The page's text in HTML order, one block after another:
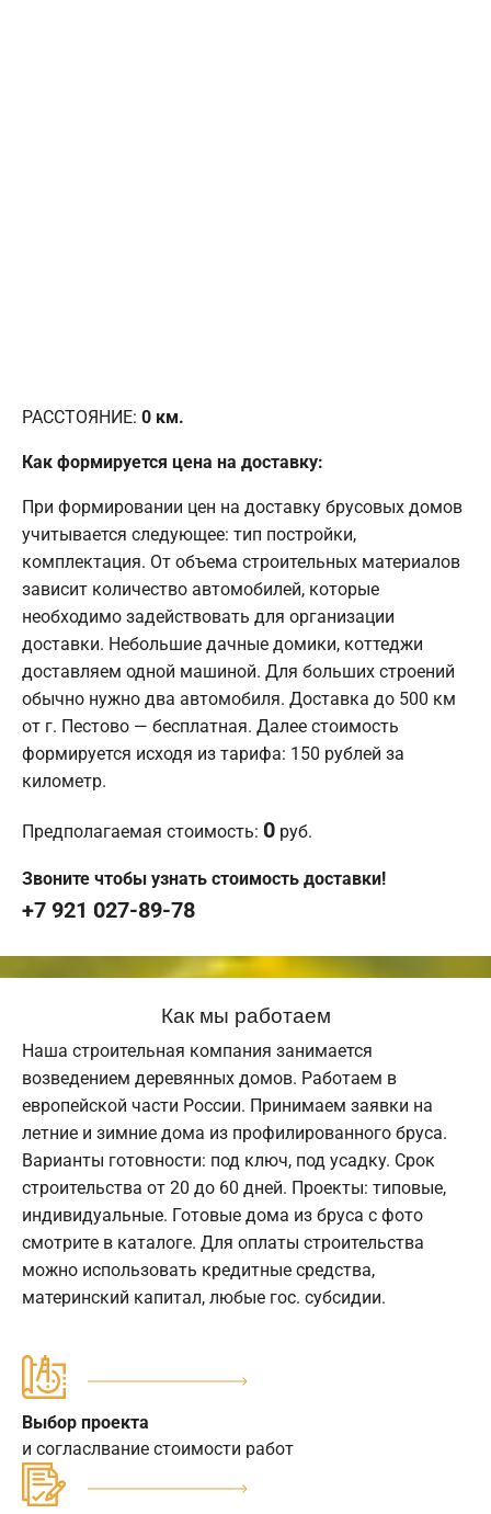
РАССТОЯНИЕ: 0 км.
Как формируется цена на доставку:
При формировании цен на доставку брусовых домов
учитывается следующее: тип постройки,
комплектация. От объема строительных материалов
зависит количество автомобилей, которые
необходимо задействовать для организации
доставки. Небольшие дачные домики, коттеджи
доставляем одной машиной. Для больших строений
обычно нужно два автомобиля. Доставка до 500 км
от г. Пестово — бесплатная. Далее стоимость
формируется исходя из тарифа: 150 рублей за
километр.
Предполагаемая стоимость: 0 руб.
Звоните чтобы узнать стоимость доставки!
+7 921 027-89-78
Как мы работаем
Наша строительная компания занимается
возведением деревянных домов. Работаем в
европейской части России. Принимаем заявки на
летние и зимние дома из профилированного бруса.
Варианты готовности: под ключ, под усадку. Срок
строительства от 20 до 60 дней. Проекты: типовые,
индивидуальные. Готовые дома из бруса с фото
смотрите в каталоге. Для оплаты строительства
можно использовать кредитные средства,
материнский капитал, любые гос. субсидии.
Выбор проекта
и согласлвание стоимости работ